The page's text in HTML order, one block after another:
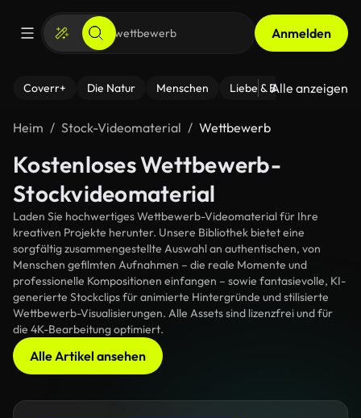
Anmelden
Coverr+ Die Natur Menschen Liebe & Beziehungen
Alle anzeigen
Heim Stock-Videomaterial Wettbewerb
Kostenloses Wettbewerb-
Stockvideomaterial
Laden Sie hochwertiges Wettbewerb-Videomaterial für Ihre
kreativen Projekte herunter. Unsere Bibliothek bietet eine
sorgfältig zusammengestellte Auswahl an authentischen, von
Menschen gefilmten Aufnahmen – die reale Momente und
professionelle Kompositionen einfangen – sowie fantasievolle, KI-
generierte Stockclips für animierte Hintergründe und stilisierte
Wettbewerb-Visualisierungen. Alle Assets sind lizenzfrei und für
die 4K-Bearbeitung optimiert.
Alle Artikel ansehen